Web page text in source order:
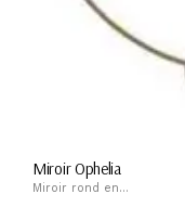
Miroir Ophelia
Miroir rond en...